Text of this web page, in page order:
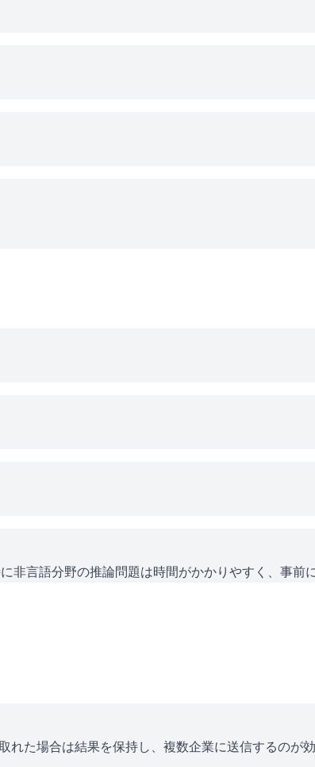
言語分野の推論問題は時間がかかりやすく、事前
た場合は結果を保持し、複数企業に送信するのが効